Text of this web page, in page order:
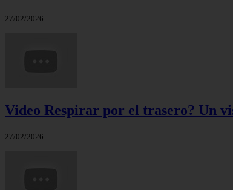
27/02/2026
Video Respirar por el trasero? Un
27/02/2026